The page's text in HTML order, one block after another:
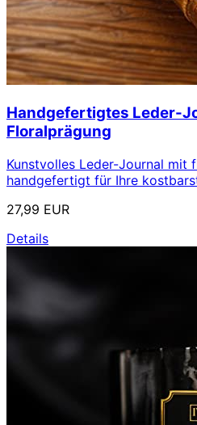
Handgefertigtes Leder-
Floralprägung
Kunstvolles Leder-Journal mit
handgefertigt für Ihre
27,99 EUR
Details